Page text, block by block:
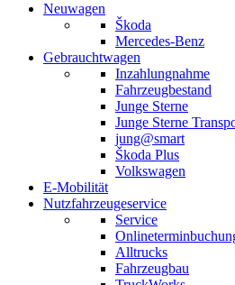
Neuwagen
Škoda
Mercedes-Benz
Gebrauchtwagen
Inzahlungnahme
Fahrzeugbestand
Junge Sterne
Junge Sterne
jung@smart
Škoda Plus
Volkswagen
E-Mobilität
Nutzfahrzeugeservice
Service
Alltrucks
Fahrzeugbau